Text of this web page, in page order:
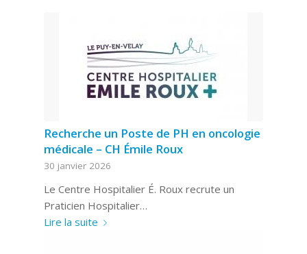
Recherche un Poste de PH en oncologie
médicale – CH Émile Roux
30 janvier 2026
Le Centre Hospitalier É. Roux recrute un
Praticien Hospitalier…
Lire la suite